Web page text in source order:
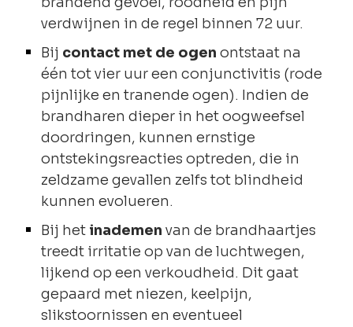
verdwijnen in de regel binnen 72 uur.
Bij contact met de ogen ontstaat na
één tot vier uur een conjunctivitis (rode
pijnlijke en tranende ogen). Indien de
brandharen dieper in het oogweefsel
doordringen, kunnen ernstige
ontstekingsreacties optreden, die in
zeldzame gevallen zelfs tot blindheid
kunnen evolueren.
Bij het inademen van de brandhaartjes
treedt irritatie op van de luchtwegen,
lijkend op een verkoudheid. Dit gaat
gepaard met niezen, keelpijn,
slikstoornissen en eventueel